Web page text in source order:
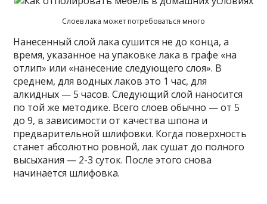
Слоев лака может потребоваться много
Нанесенный слой лака сушится не до конца, а
время, указанное на упаковке лака в графе «на
отлип» или «нанесение следующего слоя». В
среднем, для водных лаков это 1 час, для
алкидных — 5 часов. Следующий слой наносится
по той же методике. Всего слоев обычно — от 5
до 9, в зависимости от качества шпона и
предварительной шлифовки. Когда поверхность
станет абсолютно ровной, лак сушат до полного
высыхания — 2-3 суток. После этого снова
начинается шлифовка.